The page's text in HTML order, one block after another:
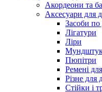
Акордеони та
Аксесуари для
Засоби по
Лігатури
Ліри
Пюпітри
Ремені
Різне для
Стійки і